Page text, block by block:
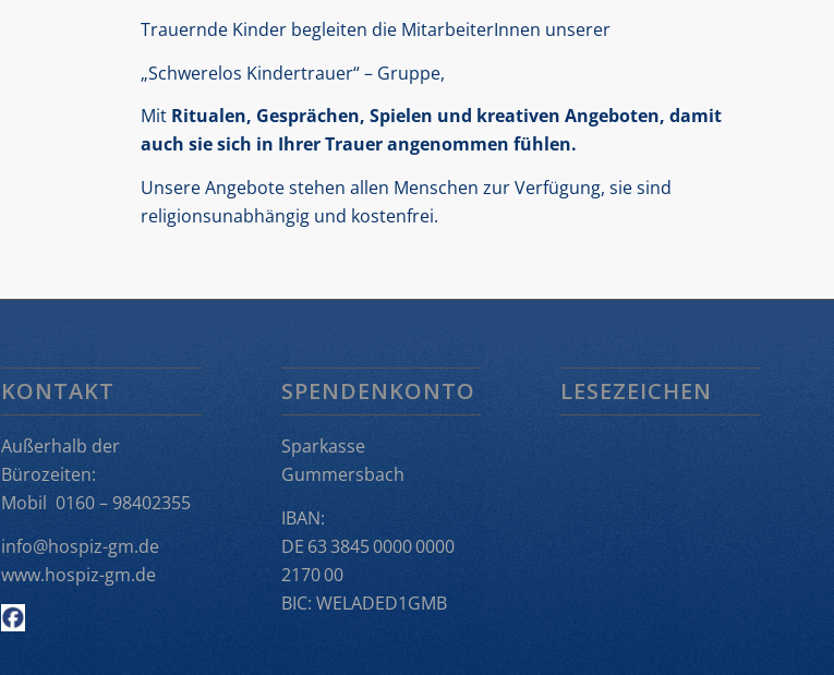
Trauernde Kinder begleiten die MitarbeiterInnen unserer
„Schwerelos Kindertrauer“ – Gruppe,
Mit Ritualen, Gesprächen, Spielen und kreativen Angeboten, damit
auch sie sich in Ihrer Trauer angenommen fühlen.
Unsere Angebote stehen allen Menschen zur Verfügung, sie sind
religionsunabhängig und kostenfrei.
KONTAKT
Außerhalb der
Bürozeiten:
Mobil 0160 – 98402355
info@hospiz-gm.de
www.hospiz-gm.de
SPENDENKONTO
Sparkasse
Gummersbach
IBAN:
DE 63 3845 0000 0000
2170 00
BIC: WELADED1GMB
LESEZEICHEN